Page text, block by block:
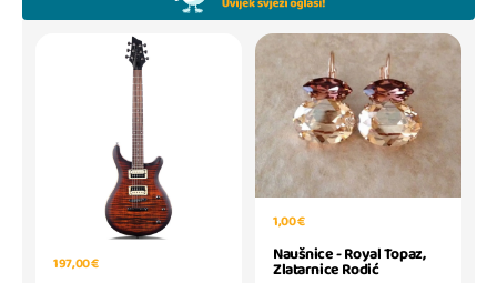
197,00 €
1,00 €
Naušnice - Royal Topaz,
Zlatarnice Rodić